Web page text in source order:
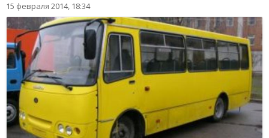
15 февраля 2014, 18:34